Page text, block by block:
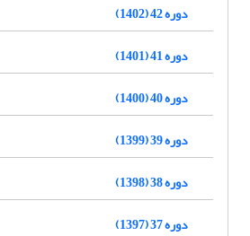
دوره 42 (1402)
دوره 41 (1401)
دوره 40 (1400)
دوره 39 (1399)
دوره 38 (1398)
دوره 37 (1397)